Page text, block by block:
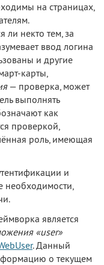
на страницах,
ли некто тем, за
ввод логина
и другие
карты,
— проверка, может
выполнять
как
проверкой,
роль, имеющая
и
необходимости,
является
«user»
. Данный
о текущем